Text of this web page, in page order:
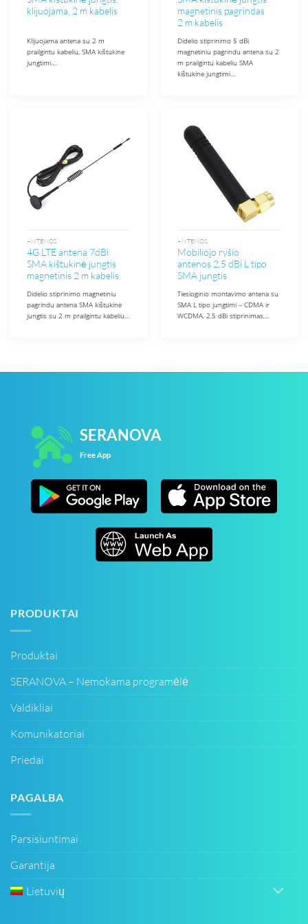
klijuojama, 2 m kabelis
Klijuojama antena su 2 m
prailgintu kabeliu, SMA kištukine
jungtimi….
magnetinis pagrindas
2 m kabelis
Didelio stiprinimo 5 dBi
magnetiniu pagrindu antena su 2
m prailgintu kabeliu SMA
kištukine jungtimi…
ANTENOS
4G LTE antena 7dBi
SMA kištukinė jungtis
magnetinis 2 m kabelis
Didelio stiprinimo magnetiniu
pagrindu antena SMA kištukinė
jungtis su 2 m prailgintu kabeliu…
ANTENOS
Mobiliojo ryšio
antenos 2,5 dBi L tipo
SMA jungtis
Tiesioginio montavimo antena su
SMA L tipo jungtimi – CDMA ir
WCDMA, 2,5 dBi stiprinimas,…
SERANOVA
Free App
PRODUKTAI
Produktai
SERANOVA – Nemokama programėlė
Valdikliai
Komunikatoriai
Priedai
PAGALBA
Parsisiuntimai
Garantija
Lietuvių